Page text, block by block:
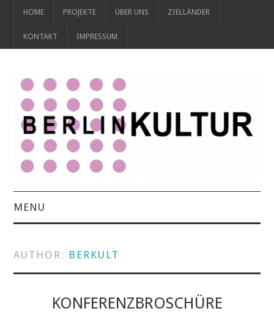
HOME PROJEKTE ÜBER UNS ZIELLÄNDER
KONTAKT IMPRESSUM
MENU
ÜBER UNS
AUTHOR: BERKULT
KONFERENZBROSCHÜRE